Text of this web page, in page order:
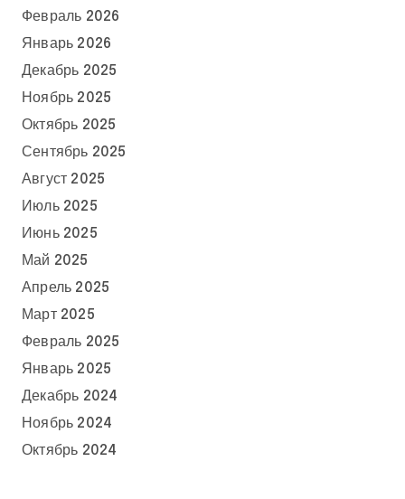
Февраль 2026
Январь 2026
Декабрь 2025
Ноябрь 2025
Октябрь 2025
Сентябрь 2025
Август 2025
Июль 2025
Июнь 2025
Май 2025
Апрель 2025
Март 2025
Февраль 2025
Январь 2025
Декабрь 2024
Ноябрь 2024
Октябрь 2024